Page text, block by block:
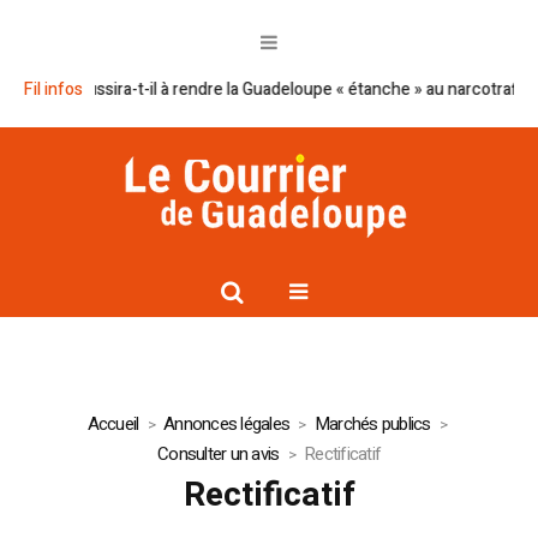
Fil infos
réussira-t-il à rendre la Guadeloupe « étanche » au narcotrafic ?
Accueil Annonces légales
Marchés publics
Consulter un avis
Rectificatif
Rectificatif